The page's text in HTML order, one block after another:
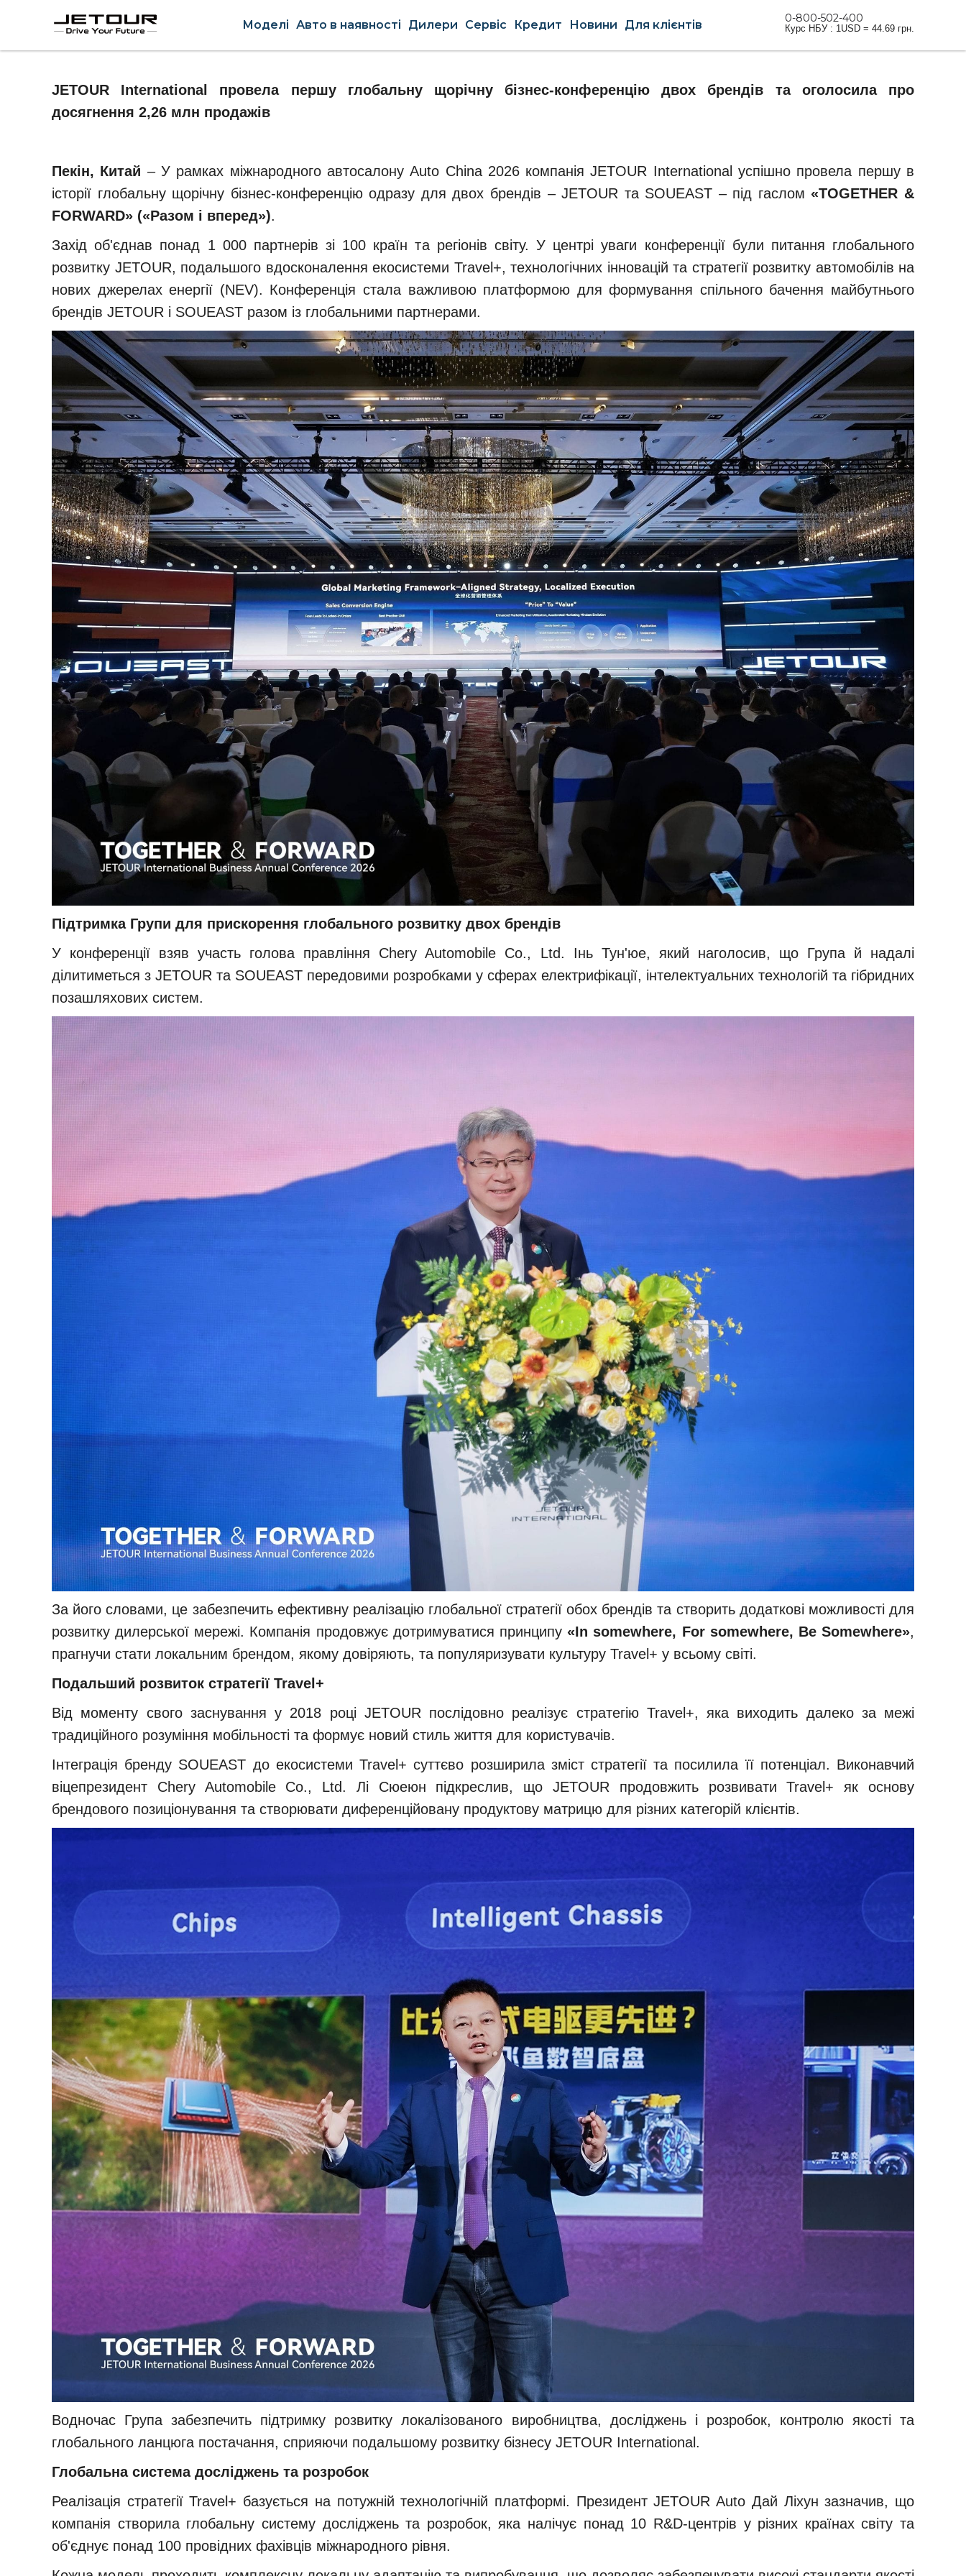
Моделі Авто в наявності Дилери Сервіс Кредит Новини Для клієнтів 0-800-502-400
Курс НБУ : 1USD = 44.69 грн.
JETOUR International провела першу глобальну щорічну бізнес-конференцію двох брендів та оголосила про
досягнення 2,26 млн продажів
Пекін, Китай – У рамках міжнародного автосалону Auto China 2026 компанія JETOUR International успішно провела першу в
історії глобальну щорічну бізнес-конференцію одразу для двох брендів – JETOUR та SOUEAST – під гаслом «TOGETHER &
FORWARD» («Разом і вперед»).
Захід об'єднав понад 1 000 партнерів зі 100 країн та регіонів світу. У центрі уваги конференції були питання глобального
розвитку JETOUR, подальшого вдосконалення екосистеми Travel+, технологічних інновацій та стратегії розвитку автомобілів на
нових джерелах енергії (NEV). Конференція стала важливою платформою для формування спільного бачення майбутнього
брендів JETOUR і SOUEAST разом із глобальними партнерами.
Підтримка Групи для прискорення глобального розвитку двох брендів
У конференції взяв участь голова правління Chery Automobile Co., Ltd. Інь Тун'юе, який наголосив, що Група й надалі
ділитиметься з JETOUR та SOUEAST передовими розробками у сферах електрифікації, інтелектуальних технологій та гібридних
позашляхових систем.
За його словами, це забезпечить ефективну реалізацію глобальної стратегії обох брендів та створить додаткові можливості для
розвитку дилерської мережі. Компанія продовжує дотримуватися принципу «In somewhere, For somewhere, Be Somewhere»,
прагнучи стати локальним брендом, якому довіряють, та популяризувати культуру Travel+ у всьому світі.
Подальший розвиток стратегії Travel+
Від моменту свого заснування у 2018 році JETOUR послідовно реалізує стратегію Travel+, яка виходить далеко за межі
традиційного розуміння мобільності та формує новий стиль життя для користувачів.
Інтеграція бренду SOUEAST до екосистеми Travel+ суттєво розширила зміст стратегії та посилила її потенціал. Виконавчий
віцепрезидент Chery Automobile Co., Ltd. Лі Сюеюн підкреслив, що JETOUR продовжить розвивати Travel+ як основу
брендового позиціонування та створювати диференційовану продуктову матрицю для різних категорій клієнтів.
Водночас Група забезпечить підтримку розвитку локалізованого виробництва, досліджень і розробок, контролю якості та
глобального ланцюга постачання, сприяючи подальшому розвитку бізнесу JETOUR International.
Глобальна система досліджень та розробок
Реалізація стратегії Travel+ базується на потужній технологічній платформі. Президент JETOUR Auto Дай Ліхун зазначив, що
компанія створила глобальну систему досліджень та розробок, яка налічує понад 10 R&D-центрів у різних країнах світу та
об'єднує понад 100 провідних фахівців міжнародного рівня.